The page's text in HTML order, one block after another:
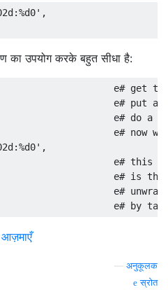
का उपयोग करके बहुत सीधा है:
e# get the
e# put
e# do a
e# now
e# this is
e# is
e#
अनुकूलक
स्रोत